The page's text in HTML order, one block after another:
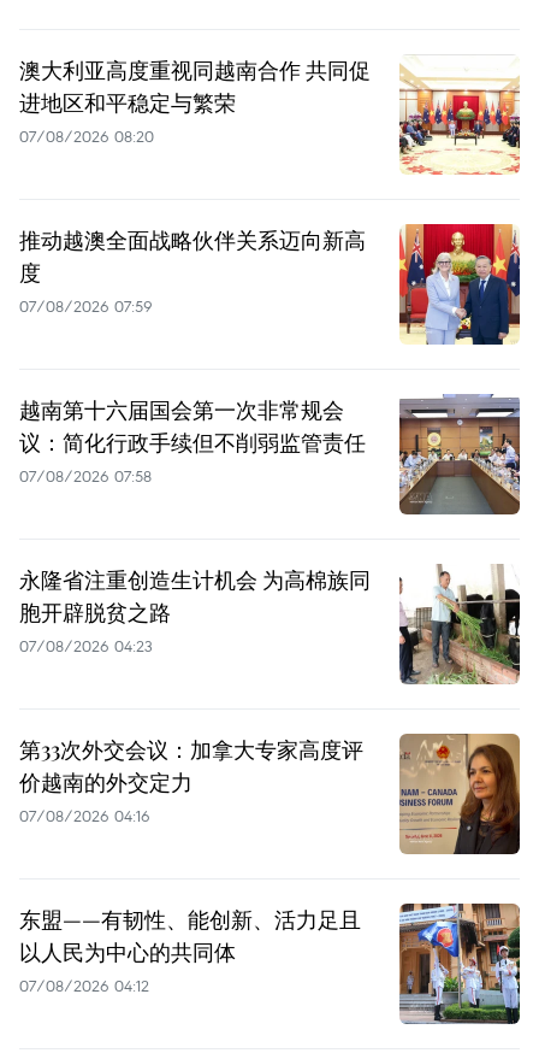
澳大利亚高度重视同越南合作 共同促
进地区和平稳定与繁荣
07/08/2026 08:20
推动越澳全面战略伙伴关系迈向新高
度
07/08/2026 07:59
越南第十六届国会第一次非常规会
议：简化行政手续但不削弱监管责任
07/08/2026 07:58
永隆省注重创造生计机会 为高棉族同
胞开辟脱贫之路
07/08/2026 04:23
第33次外交会议：加拿大专家高度评
价越南的外交定力
07/08/2026 04:16
东盟——有韧性、能创新、活力足且
以人民为中心的共同体
07/08/2026 04:12